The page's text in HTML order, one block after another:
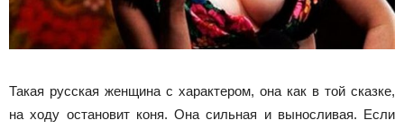
Такая русская женщина с характером, она как в той сказке,
на ходу остановит коня. Она сильная и выносливая. Если